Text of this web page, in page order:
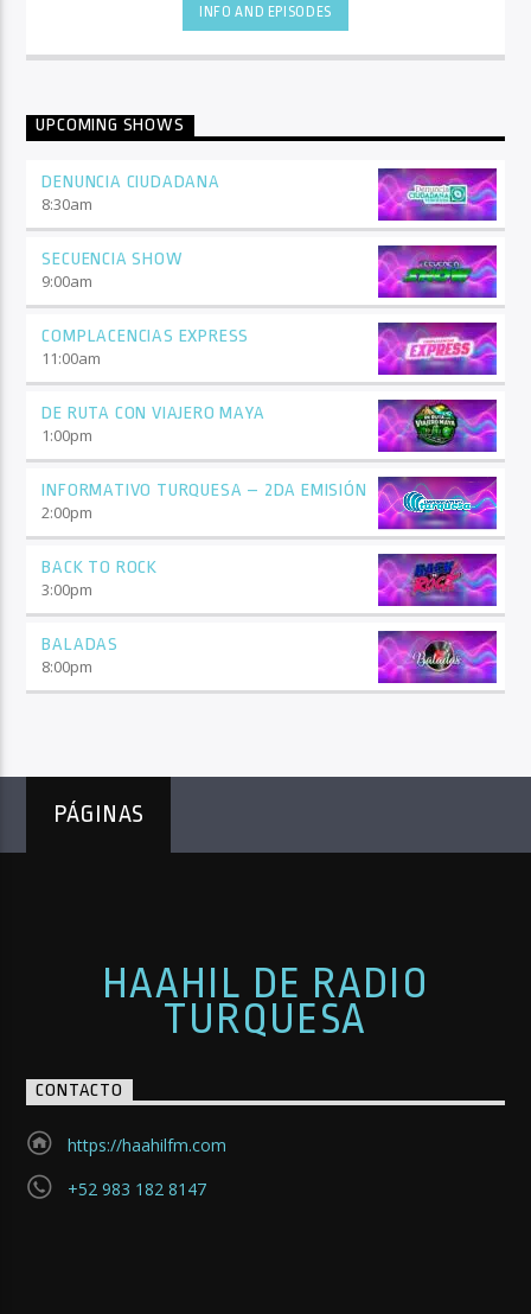
INFO AND EPISODES
UPCOMING SHOWS
DENUNCIA CIUDADANA
8:30am
SECUENCIA SHOW
9:00am
COMPLACENCIAS EXPRESS
11:00am
DE RUTA CON VIAJERO MAYA
1:00pm
INFORMATIVO TURQUESA – 2DA EMISIÓN
2:00pm
BACK TO ROCK
3:00pm
BALADAS
8:00pm
PÁGINAS
HAAHIL DE RADIO
TURQUESA
CONTACTO
https://haahilfm.com
+52 983 182 8147